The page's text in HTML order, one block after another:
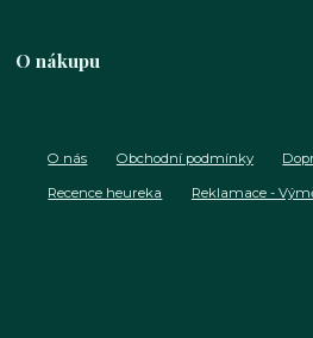
O nákupu
O nás Obchodní podmínky
Recence heureka Reklamace -